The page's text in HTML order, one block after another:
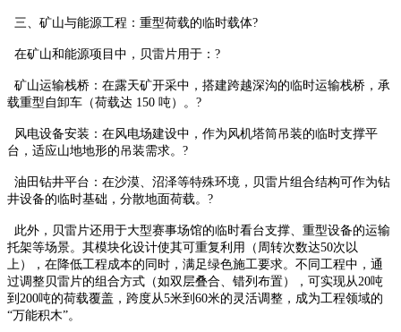
三、矿山与能源工程：重型荷载的临时载体?
在矿山和能源项目中，贝雷片用于：?
矿山运输栈桥：在露天矿开采中，搭建跨越深沟的临时运输栈桥，承
载重型自卸车（荷载达 150 吨）。?
风电设备安装：在风电场建设中，作为风机塔筒吊装的临时支撑平
台，适应山地地形的吊装需求。?
油田钻井平台：在沙漠、沼泽等特殊环境，贝雷片组合结构可作为钻
井设备的临时基础，分散地面荷载。?
此外，贝雷片还用于大型赛事场馆的临时看台支撑、重型设备的运输
托架等场景。其模块化设计使其可重复利用（周转次数达50次以
上），在降低工程成本的同时，满足绿色施工要求。不同工程中，通
过调整贝雷片的组合方式（如双层叠合、错列布置），可实现从20吨
到200吨的荷载覆盖，跨度从5米到60米的灵活调整，成为工程领域的
“万能积木”。